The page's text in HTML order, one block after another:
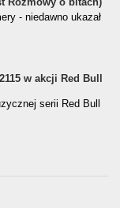
- niedawno ukazał
w akcji Red Bull
serii Red Bull